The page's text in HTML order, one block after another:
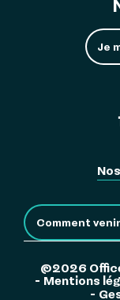
Je
Comment
©2026
Mentions